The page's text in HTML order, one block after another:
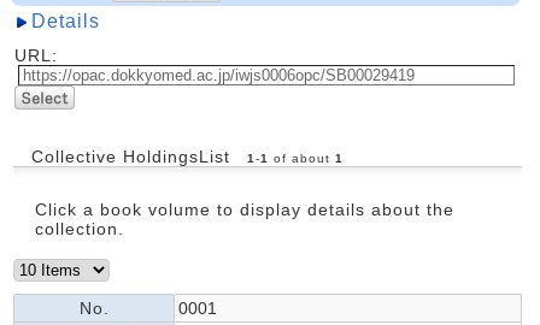
Details
URL:
Collective HoldingsList 1-1 of about 1
Click a book volume to display details about the
collection.
No.
0001